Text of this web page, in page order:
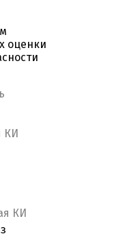
оценки
КИ
КИ